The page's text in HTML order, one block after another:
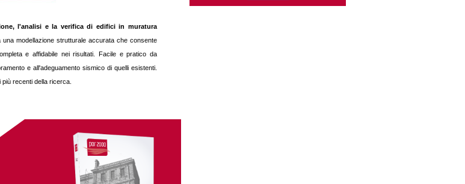
l'analisi e la verifica di edifici in muratura
una modellazione strutturale accurata che consente
e affidabile nei risultati. Facile e pratico da
e all'adeguamento sismico di quelli esistenti.
recenti della ricerca.